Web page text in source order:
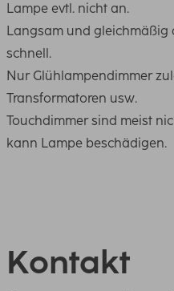
Lampe evtl. nicht an.
Langsam und gleichmäßig
schnell.
Nur Glühlampendimmer
Transformatoren usw.
Touchdimmer sind meist
kann Lampe beschädigen.
Kontakt